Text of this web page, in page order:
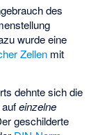
des
wurde eine
Zellen mit
dehnte sich die
aufeinzelne
geschilderte